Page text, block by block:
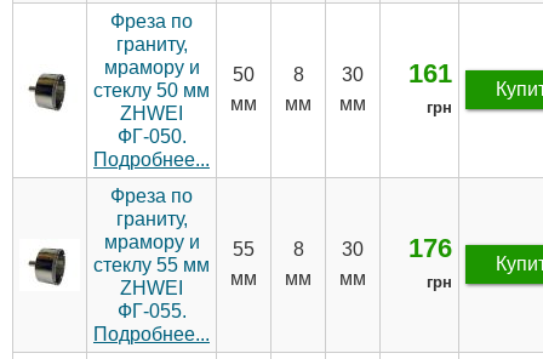
Фреза по
граниту,
мрамору и
стеклу 50 мм
ZHWEI
ФГ-050.
Подробнее...
50
мм
8
мм
30
мм
161
грн
Фреза по
граниту,
мрамору и
стеклу 55 мм
ZHWEI
ФГ-055.
Подробнее...
55
мм
8
мм
30
мм
176
грн